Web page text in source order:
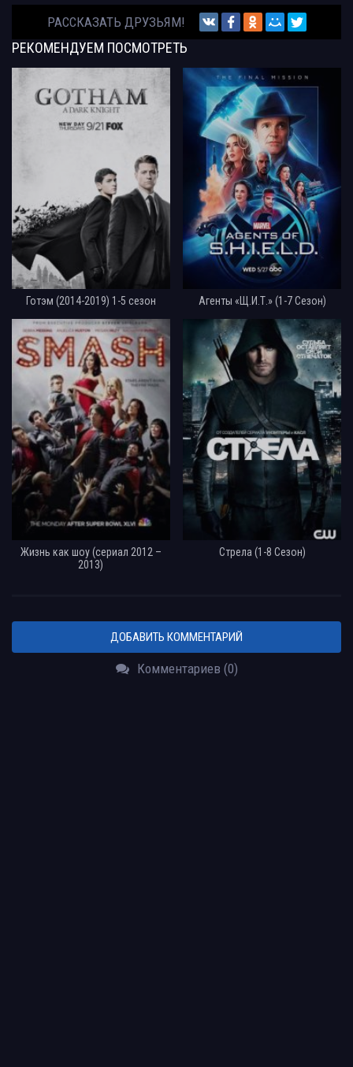
РАССКАЗАТЬ ДРУЗЬЯМ!
РЕКОМЕНДУЕМ ПОСМОТРЕТЬ
Готэм (2014-2019) 1-5 сезон Агенты «Щ.И.Т.» (1-7 Сезон)
Жизнь как шоу (сериал 2012 –
2013)
Стрела (1-8 Сезон)
ДОБАВИТЬ КОММЕНТАРИЙ
Комментариев (0)